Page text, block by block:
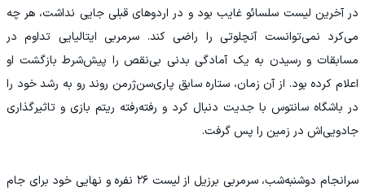
در آخرین لیست سلسائو غایب بود و در اردوهای قبلی جایی نداشت، هر چه
می‌کرد نمی‌توانست آنچلوتی را راضی کند. سرمربی ایتالیایی تداوم در
مسابقات و رسیدن به یک آمادگی بدنی بی‌نقص را پیش‌شرط بازگشت او
اعلام کرده بود. از آن زمان، ستاره سابق پاری‌سن‌ژرمن روند رو به رشد خود را
در باشگاه سانتوس با جدیت دنبال کرد و رفته‌رفته ریتم بازی و تاثیرگذاری
جادویی‌اش در زمین را پس گرفت.
سرانجام دوشنبه‌شب، سرمربی برزیل از لیست ۲۶ نفره و نهایی خود برای جام